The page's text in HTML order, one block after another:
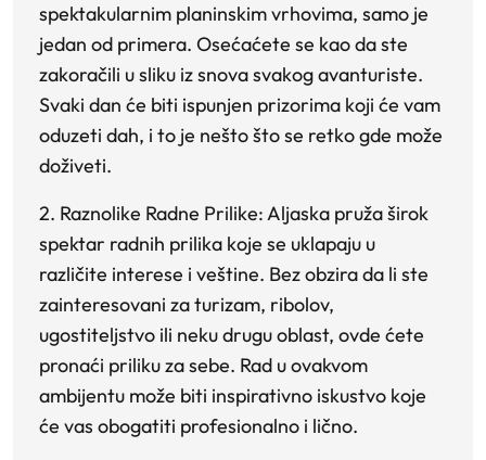
spektakularnim planinskim vrhovima, samo je
jedan od primera. Osećaćete se kao da ste
zakoračili u sliku iz snova svakog avanturiste.
Svaki dan će biti ispunjen prizorima koji će vam
oduzeti dah, i to je nešto što se retko gde može
doživeti.
2. Raznolike Radne Prilike:Aljaska pruža širok
spektar radnih prilika koje se uklapaju u
različite interese i veštine. Bez obzira da li ste
zainteresovani za turizam, ribolov,
ugostiteljstvo ili neku drugu oblast, ovde ćete
pronaći priliku za sebe. Rad u ovakvom
ambijentu može biti inspirativno iskustvo koje
će vas obogatiti profesionalno i lično.